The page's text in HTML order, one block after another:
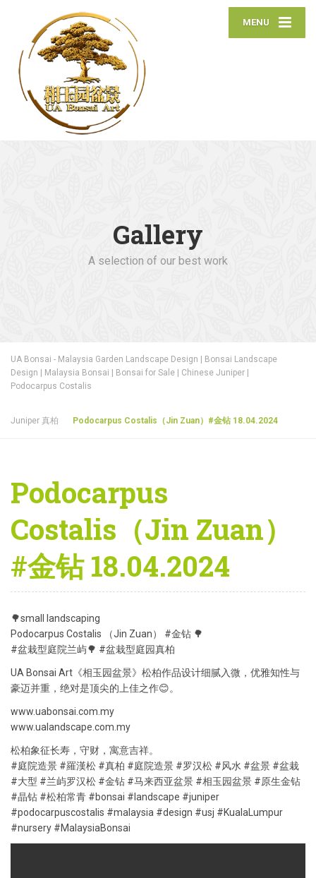
MENU
Gallery
A selection of our best work
UA Bonsai - Malaysia Garden Landscape Design | Bonsai Landscape
Design | Malaysia Bonsai | Bonsai for Sale | Chinese Juniper |
Podocarpus Costalis
Juniper 真柏 Podocarpus Costalis（Jin Zuan）#金钻 18.04.2024
Podocarpus
Costalis（Jin Zuan）
#金钻 18.04.2024
🌳small landscaping
Podocarpus Costalis （Jin Zuan） #金钻 🌳
#盆栽型庭院兰屿🌳 #盆栽型庭园真柏
UA Bonsai Art《相玉园盆景》松柏作品设计细腻入微，优雅知性与
豪迈并重，绝对是顶尖的上佳之作😊。
www.uabonsai.com.my
www.ualandscape.com.my
松柏象征长寿，守财，寓意吉祥。
#庭院造景 #羅漢松 #真柏 #庭院造景 #罗汉松 #风水 #盆景 #盆栽
#大型 #兰屿罗汉松 #金钻 #马来西亚盆景 #相玉园盆景 #原生金钻
#晶钻 #松柏常青 #bonsai #landscape #juniper
#podocarpuscostalis #malaysia #design #usj #KualaLumpur
#nursery #MalaysiaBonsai